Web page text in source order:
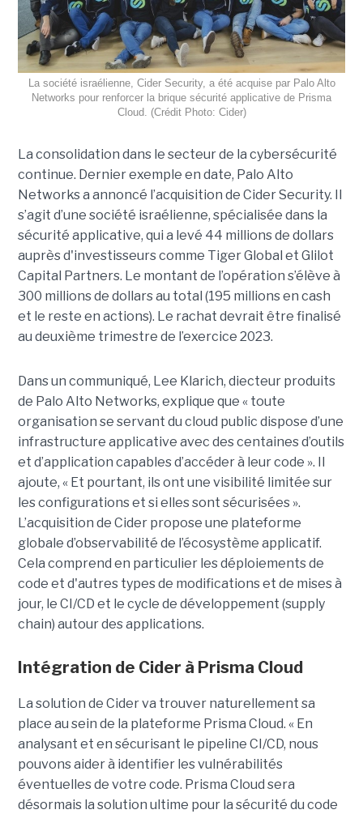
La société israélienne, Cider Security, a été acquise par Palo Alto
Networks pour renforcer la brique sécurité applicative de Prisma
Cloud. (Crédit Photo: Cider)
La consolidation dans le secteur de la cybersécurité
continue. Dernier exemple en date, Palo Alto
Networks a annoncé l’acquisition de Cider Security. Il
s’agit d’une société israélienne, spécialisée dans la
sécurité applicative, qui a levé 44 millions de dollars
auprès d'investisseurs comme Tiger Global et Glilot
Capital Partners. Le montant de l’opération s’élève à
300 millions de dollars au total (195 millions en cash
et le reste en actions). Le rachat devrait être finalisé
au deuxième trimestre de l’exercice 2023.
Dans un communiqué, Lee Klarich, diecteur produits
de Palo Alto Networks, explique que « toute
organisation se servant du cloud public dispose d’une
infrastructure applicative avec des centaines d’outils
et d’application capables d’accéder à leur code ». Il
ajoute, « Et pourtant, ils ont une visibilité limitée sur
les configurations et si elles sont sécurisées ».
L’acquisition de Cider propose une plateforme
globale d’observabilité de l’écosystème applicatif.
Cela comprend en particulier les déploiements de
code et d'autres types de modifications et de mises à
jour, le CI/CD et le cycle de développement (supply
chain) autour des applications.
Intégration de Cider à Prisma Cloud
La solution de Cider va trouver naturellement sa
place au sein de la plateforme Prisma Cloud. « En
analysant et en sécurisant le pipeline CI/CD, nous
pouvons aider à identifier les vulnérabilités
éventuelles de votre code. Prisma Cloud sera
désormais la solution ultime pour la sécurité du code